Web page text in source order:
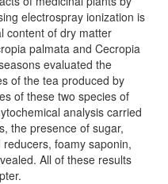
electrospray ionization is
content of dry matter
palmata and Cecropia
evaluated the
of the tea produced by
of these two species of
analysis carried
the presence of sugar,
foamy saponin,
All of these results